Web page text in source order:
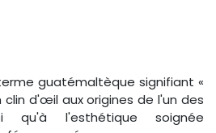
guatémaltèque signifiant «
clin d'œil aux origines de l'un des
qu'à l'esthétique soignée